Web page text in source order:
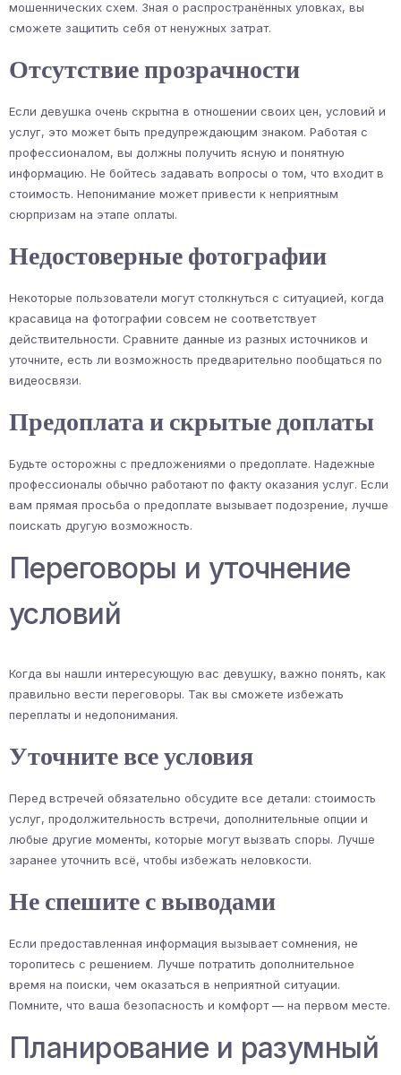
мошеннических схем. Зная о распространённых уловках, вы
сможете защитить себя от ненужных затрат.
Отсутствие прозрачности
Если девушка очень скрытна в отношении своих цен, условий и
услуг, это может быть предупреждающим знаком. Работая с
профессионалом, вы должны получить ясную и понятную
информацию. Не бойтесь задавать вопросы о том, что входит в
стоимость. Непонимание может привести к неприятным
сюрпризам на этапе оплаты.
Недостоверные фотографии
Некоторые пользователи могут столкнуться с ситуацией, когда
красавица на фотографии совсем не соответствует
действительности. Сравните данные из разных источников и
уточните, есть ли возможность предварительно пообщаться по
видеосвязи.
Предоплата и скрытые доплаты
Будьте осторожны с предложениями о предоплате. Надежные
профессионалы обычно работают по факту оказания услуг. Если
вам прямая просьба о предоплате вызывает подозрение, лучше
поискать другую возможность.
Переговоры и уточнение
условий
Когда вы нашли интересующую вас девушку, важно понять, как
правильно вести переговоры. Так вы сможете избежать
переплаты и недопонимания.
Уточните все условия
Перед встречей обязательно обсудите все детали: стоимость
услуг, продолжительность встречи, дополнительные опции и
любые другие моменты, которые могут вызвать споры. Лучше
заранее уточнить всё, чтобы избежать неловкости.
Не спешите с выводами
Если предоставленная информация вызывает сомнения, не
торопитесь с решением. Лучше потратить дополнительное
время на поиски, чем оказаться в неприятной ситуации.
Помните, что ваша безопасность и комфорт — на первом месте.
Планирование и разумный